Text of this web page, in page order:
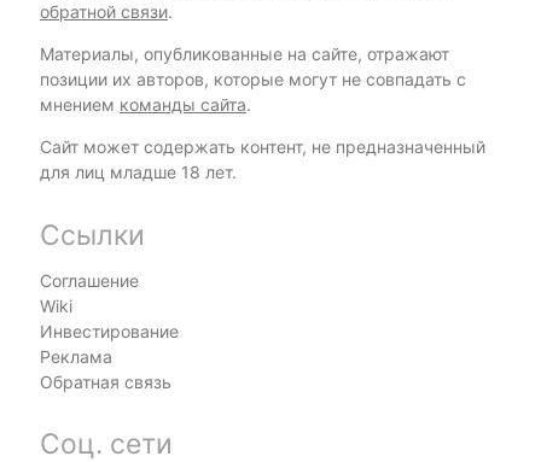
обратной связи.
Материалы, опубликованные на сайте, отражают
позиции их авторов, которые могут не совпадать с
мнением команды сайта.
Сайт может содержать контент, не предназначенный
для лиц младше 18 лет.
Ссылки
Соглашение
Wiki
Инвестирование
Реклама
Обратная связь
Соц. сети